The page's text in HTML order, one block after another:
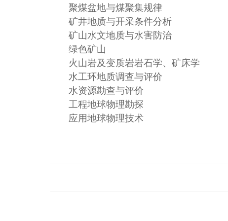
聚煤盆地与煤聚集规律
矿井地质与开采条件分析
矿山水文地质与水害防治
绿色矿山
火山岩及变质岩岩石学、矿床学
水工环地质调查与评价
水资源勘查与评价
工程地球物理勘探
应用地球物理技术